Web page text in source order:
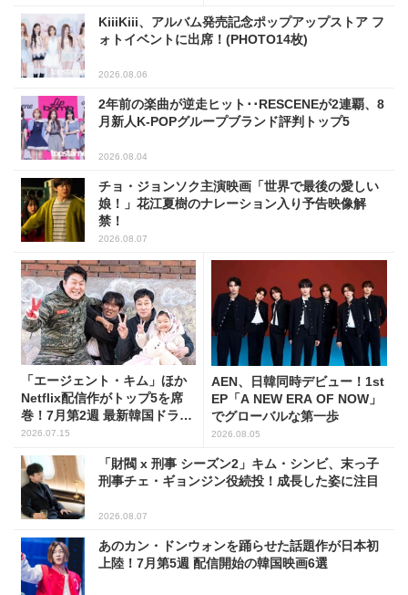
KiiiKiii、アルバム発売記念ポップアップストア フ
ォトイベントに出席！(PHOTO14枚)
2026.08.06
2年前の楽曲が逆走ヒット･･RESCENEが2連覇、8
月新人K-POPグループブランド評判トップ5
2026.08.04
チョ・ジョンソク主演映画「世界で最後の愛しい
娘！」花江夏樹のナレーション入り予告映像解
禁！
2026.08.07
「エージェント・キム」ほか
Netflix配信作がトップ5を席
巻！7月第2週 最新韓国ドラマ
話題性1位～5位
2026.07.15
AEN、日韓同時デビュー！1st
EP「A NEW ERA OF NOW」
でグローバルな第一歩
2026.08.05
「財閥 x 刑事 シーズン2」キム・シンビ、末っ子
刑事チェ・ギョンジン役続投！成長した姿に注目
2026.08.07
あのカン・ドンウォンを踊らせた話題作が日本初
上陸！7月第5週 配信開始の韓国映画6選